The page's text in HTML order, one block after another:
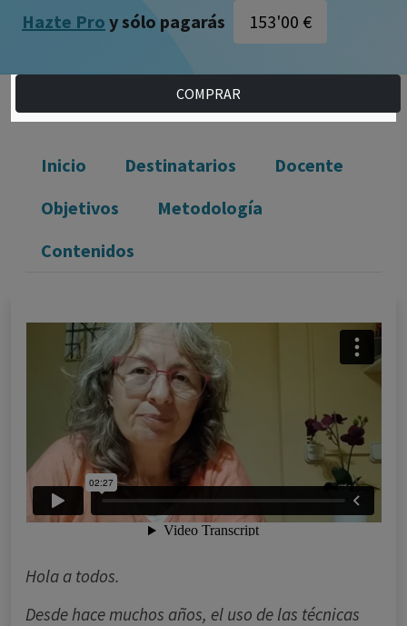
Hazte Pro y sólo pagarás 153'00 €
COMPRAR
Inicio Destinatarios
Docente
Objetivos
Metodología
Contenidos
Hola a todos.
Desde hace muchos años, el uso de las técnicas